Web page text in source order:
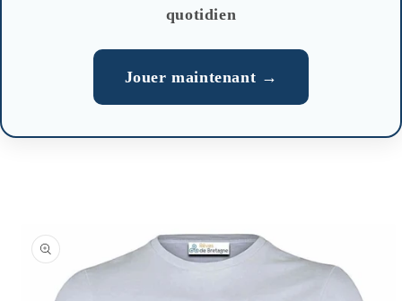
quotidien
Jouer maintenant →
product
information